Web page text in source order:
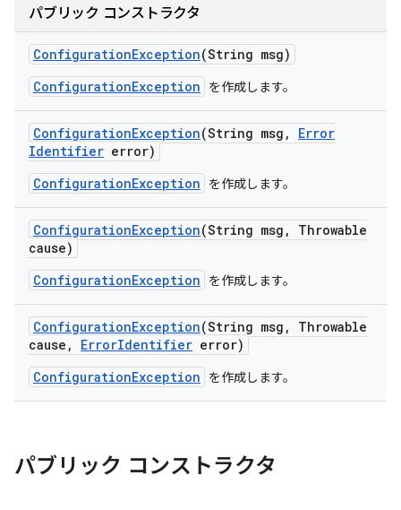
パブリック コンストラクタ
ConfigurationException(String msg)
ConfigurationException
を作成します。
ConfigurationException(String msg ,
Error
Identifier error)
ConfigurationException
を作成します。
ConfigurationException(String msg ,
Throwable
cause)
ConfigurationException
を作成します。
ConfigurationException(String msg ,
Throwable
cause , ErrorIdentifier error)
ConfigurationException
を作成します。
パブリック コンストラクタ